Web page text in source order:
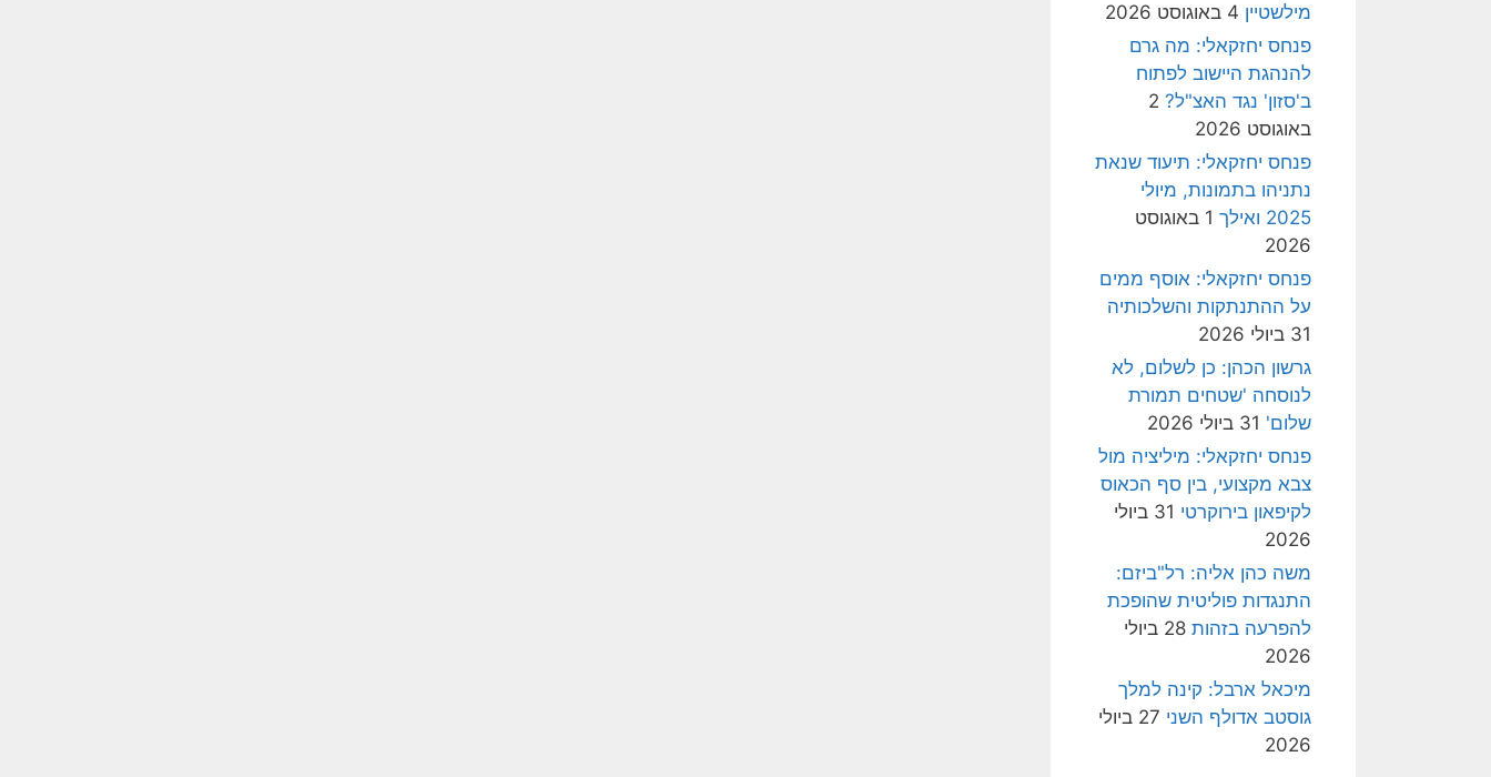
מילשטיין 4 באוגוסט 2026
פנחס יחזקאלי: מה גרם
להנהגת היישוב לפתוח
ב'סזון' נגד האצ"ל? 2
באוגוסט 2026
פנחס יחזקאלי: תיעוד שנאת
נתניהו בתמונות, מיולי
2025 ואילך
1 באוגוסט
2026
פנחס יחזקאלי: אוסף ממים
על ההתנתקות והשלכותיה
31 ביולי 2026
גרשון הכהן: כן לשלום, לא
לנוסחה 'שטחים תמורת
שלום' 31 ביולי 2026
פנחס יחזקאלי: מיליציה מול
צבא מקצועי, בין סף הכאוס
לקיפאון בירוקרטי
31 ביולי
2026
משה כהן אליה: רל"ביזם:
התנגדות פוליטית שהופכת
להפרעה בזהות
28 ביולי
2026
מיכאל ארבל: קינה למלך
גוסטב אדולף השני
27 ביולי
2026